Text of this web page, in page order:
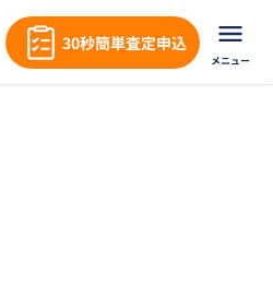
30秒簡単査定申込
メニュー